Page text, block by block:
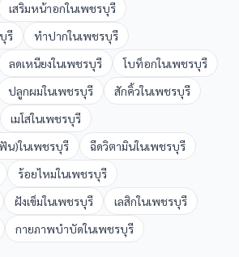
เสริมหน้าอกในเพชรบุรี
รี ทำปากในเพชรบุรี
ลดเหนียงในเพชรบุรี โบท็อกในเพชรบุรี
ปลูกผมในเพชรบุรี สักคิ้วในเพชรบุรี
เมโสในเพชรบุรี
น)ในเพชรบุรี ฉีดวิตามินในเพชรบุรี
ร้อยไหมในเพชรบุรี
ฝังเข็มในเพชรบุรี เลสิกในเพชรบุรี
กายภาพบำบัดในเพชรบุรี